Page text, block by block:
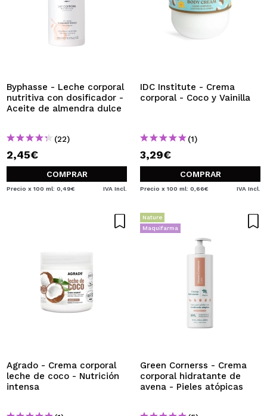
Byphasse - Leche corporal
nutritiva con dosificador -
Aceite de almendra dulce
(22)
2,45€
COMPRAR
Precio x 100 ml: 0,49€ IVA Incl.
IDC Institute - Crema
corporal - Coco y Vainilla
(1)
3,29€
COMPRAR
Precio x 100 ml: 0,66€ IVA Incl.
Agrado - Crema corporal
leche de coco - Nutrición
intensa
Nature
Maquifarma
Green Cornerss - Crema
corporal hidratante de
avena - Pieles atópicas